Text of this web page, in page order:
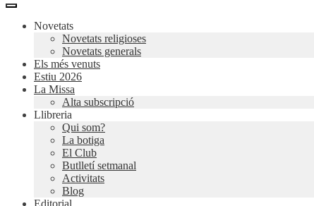
Novetats
Novetats religioses
Novetats generals
Els més venuts
Estiu 2026
La Missa
Alta subscripció
Llibreria
Qui som?
La botiga
El Club
Butlletí setmanal
Activitats
Blog
Editorial